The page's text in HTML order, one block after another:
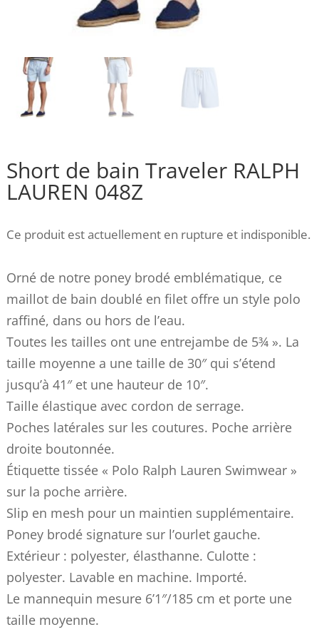
Short de bain Traveler RALPH
LAUREN 048Z
Ce produit est actuellement en rupture et indisponible.
Orné de notre poney brodé emblématique, ce
maillot de bain doublé en filet offre un style polo
raffiné, dans ou hors de l’eau.
Toutes les tailles ont une entrejambe de 5¾ ». La
taille moyenne a une taille de 30″ qui s’étend
jusqu’à 41″ et une hauteur de 10″.
Taille élastique avec cordon de serrage.
Poches latérales sur les coutures. Poche arrière
droite boutonnée.
Étiquette tissée « Polo Ralph Lauren Swimwear »
sur la poche arrière.
Slip en mesh pour un maintien supplémentaire.
Poney brodé signature sur l’ourlet gauche.
Extérieur : polyester, élasthanne. Culotte :
polyester. Lavable en machine. Importé.
Le mannequin mesure 6’1″/185 cm et porte une
taille moyenne.